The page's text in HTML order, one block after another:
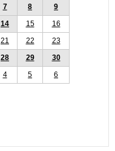
7 8
9
14 15
16
21 22
23
28 29
30
4 5 6